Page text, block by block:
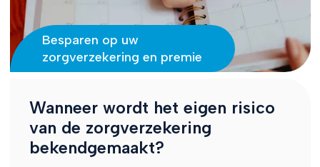
Besparen op uw
zorgverzekering en premie
Wanneer wordt het eigen risico
van de zorgverzekering
bekendgemaakt?